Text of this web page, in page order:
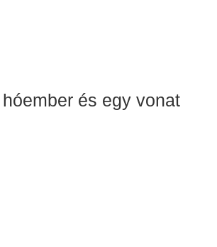
és egy vonat